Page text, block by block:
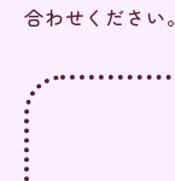
合わせください。